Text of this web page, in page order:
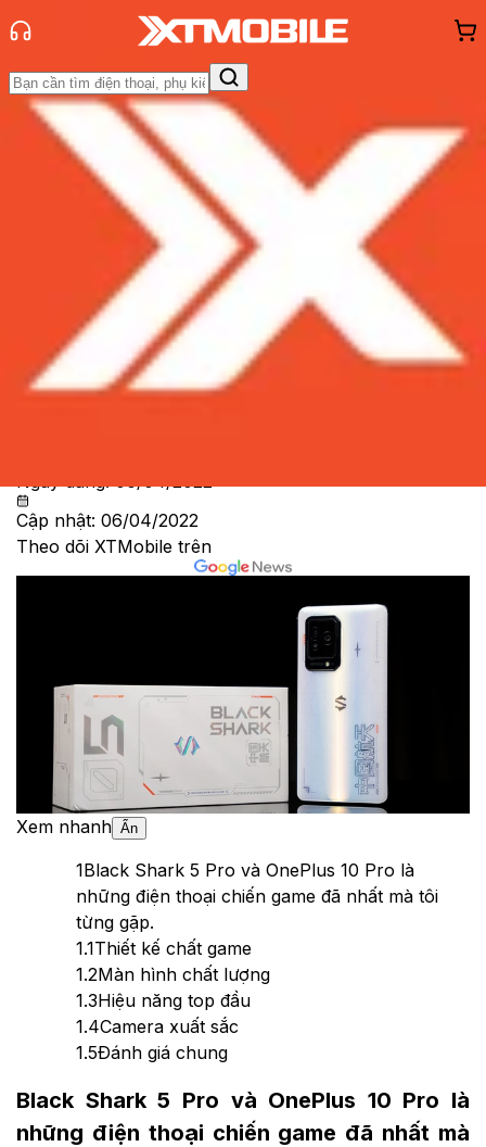
Trang chủ
Tin tức
So Sánh
Đánh Giá - Trên TaySo Sánh Tư vấnKhuyến
Hỏi đáp App - Game Thông báo
hàng - Sự kiện
Black Shark 5 Pro vs OnePlus 10
Pro: Smartphone nào chiến game
ngon?
Ngày đăng:06/04/2022
Cập nhật: 06/04/2022
Theo dõi XTMobile trên
Xem nhanh Ẩn
1Black Shark 5 Pro và OnePlus 10 Pro là
những điện thoại chiến game đã nhất mà tôi
từng gặp.
1.1Thiết kế chất game
1.2Màn hình chất lượng
1.3Hiệu năng top đầu
1.4Camera xuất sắc
1.5Đánh giá chung
Black Shark 5 Pro và OnePlus 10 Pro là
những điện thoại chiến game đã nhất mà